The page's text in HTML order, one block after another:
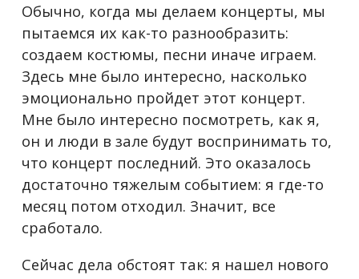
Обычно, когда мы делаем концерты, мы
пытаемся их как-то разнообразить:
создаем костюмы, песни иначе играем.
Здесь мне было интересно, насколько
эмоционально пройдет этот концерт.
Мне было интересно посмотреть, как я,
он и люди в зале будут воспринимать то,
что концерт последний. Это оказалось
достаточно тяжелым событием: я где-то
месяц потом отходил. Значит, все
сработало.
Сейчас дела обстоят так: я нашел нового